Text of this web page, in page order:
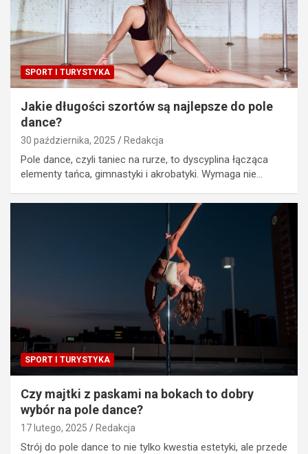
SPORT I TURYSTYKA
Jakie długości szortów są najlepsze do pole
dance?
30 października, 2025 Redakcja
Pole dance, czyli taniec na rurze, to dyscyplina łącząca
elementy tańca, gimnastyki i akrobatyki. Wymaga nie…
SPORT I TURYSTYKA
Czy majtki z paskami na bokach to dobry
wybór na pole dance?
17 lutego, 2025 Redakcja
Strój do pole dance to nie tylko kwestia estetyki, ale przede